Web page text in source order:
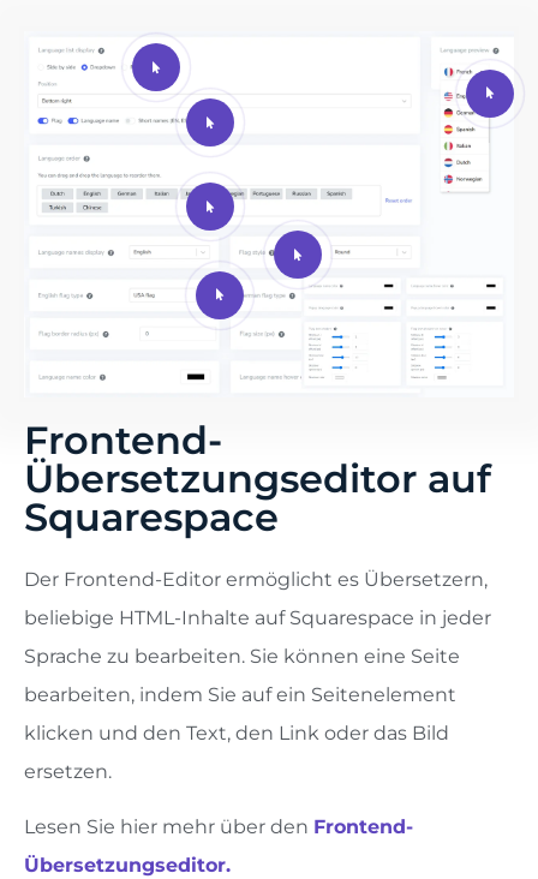
Frontend-
Übersetzungseditor auf
Squarespace
Der Frontend-Editor ermöglicht es Übersetzern,
beliebige HTML-Inhalte auf Squarespace in jeder
Sprache zu bearbeiten. Sie können eine Seite
bearbeiten, indem Sie auf ein Seitenelement
klicken und den Text, den Link oder das Bild
ersetzen.
Lesen Sie hier mehr über den Frontend-
Übersetzungseditor.